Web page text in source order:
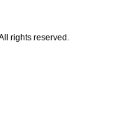
rights reserved.